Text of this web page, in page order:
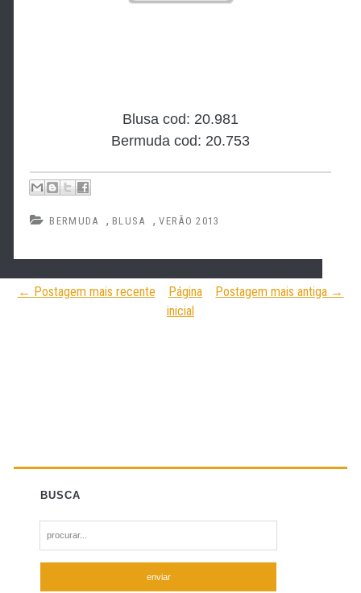
Blusa cod: 20.981
Bermuda cod: 20.753
BERMUDA , BLUSA ,VERÃO 2013
← Postagem mais recente Postagem mais antiga →
Página
inicial
BUSCA
e